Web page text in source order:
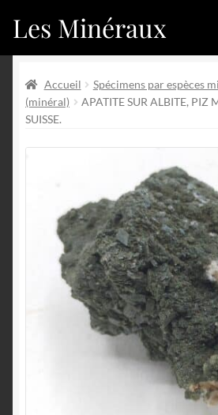
Aller
à
navigation
Aller
au
Les Minéraux
Catégories
Nouveautés
Mon compte
Boutique
Nouveautés
Contactez-nous
Accueil Spécimens par espèces
(minéral)
APATITE SUR ALBITE, PIZ
SUISSE.